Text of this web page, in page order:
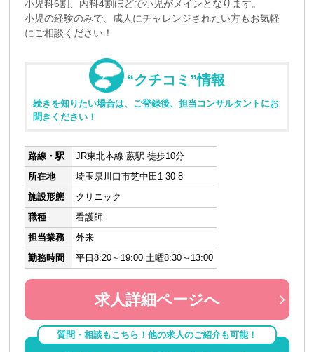
小児科6割、内科4割ほどで小児がメインとなります。
小児の経験のみで、成人にチャレンジされたい方もお気軽
にご相談ください！
“クチコミ”情報
続きを知りたい場合は、ご登録後、担当コンサルタントにお
聞きください！
路線・駅
JR東北本線 蕨駅 徒歩10分
所在地
埼玉県川口市芝中田1-30-8
施設形態
クリニック
職種
看護師
担当業務
外来
勤務時間
平日8:20～19:00 土曜8:30～13:00
求人詳細ページへ
質問・相談もこちら！他の求人のご紹介も可能！